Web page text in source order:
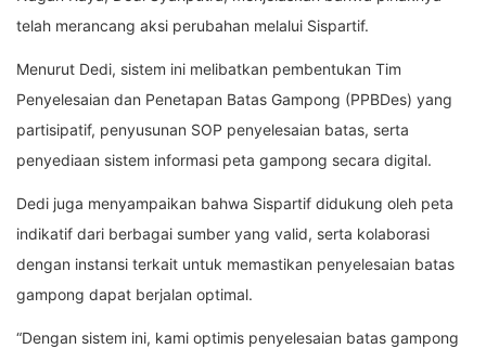
telah merancang aksi perubahan melalui Sispartif.
Menurut Dedi, sistem ini melibatkan pembentukan Tim
Penyelesaian dan Penetapan Batas Gampong (PPBDes) yang
partisipatif, penyusunan SOP penyelesaian batas, serta
penyediaan sistem informasi peta gampong secara digital.
Dedi juga menyampaikan bahwa Sispartif didukung oleh peta
indikatif dari berbagai sumber yang valid, serta kolaborasi
dengan instansi terkait untuk memastikan penyelesaian batas
gampong dapat berjalan optimal.
“Dengan sistem ini, kami optimis penyelesaian batas gampong